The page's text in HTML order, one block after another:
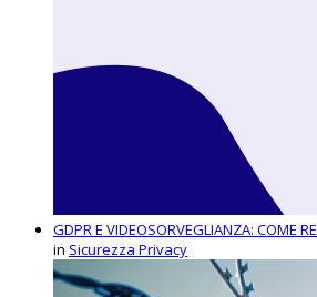
GDPR E VIDEOSORVEGLIANZA: COME
in Sicurezza Privacy